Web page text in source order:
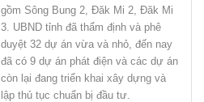
gồm Sông Bung 2, Đăk Mi 2, Đăk Mi
3. UBND tỉnh đã thẩm định và phê
duyệt 32 dự án vừa và nhỏ, đến nay
đã có 9 dự án phát điện và các dự án
còn lại đang triển khai xây dựng và
lập thủ tục chuẩn bị đầu tư.